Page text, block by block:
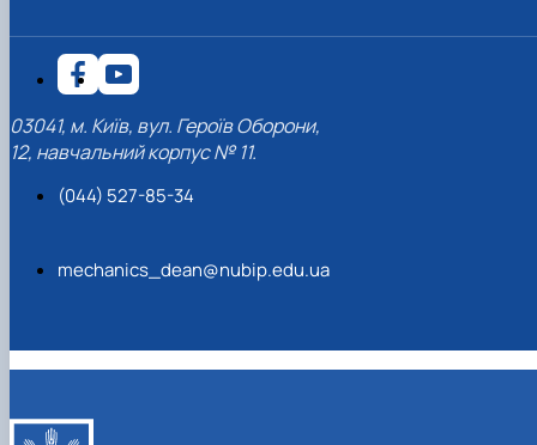
03041, м. Київ, вул. Героїв Оборони,
12, навчальний корпус № 11.
(044) 527-85-34
mechanics_dean@nubip.edu.ua